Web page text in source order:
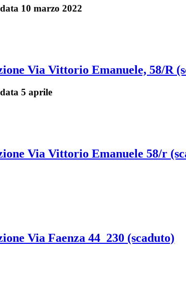
10 marzo 2022
Via Vittorio Emanuele, 58/R
5 aprile
Via Vittorio Emanuele 58/r
Via Faenza 44_230 (scaduto)